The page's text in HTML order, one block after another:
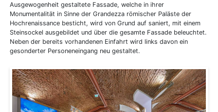
Ausgewogenheit gestaltete Fassade, welche in ihrer
Monumentalität in Sinne der Grandezza römischer Paläste der
Hochrenaissance besticht, wird von Grund auf saniert, mit einem
Steinsockel ausgebildet und über die gesamte Fassade beleuchtet.
Neben der bereits vorhandenen Einfahrt wird links davon ein
gesonderter Personeneingang neu gestaltet.